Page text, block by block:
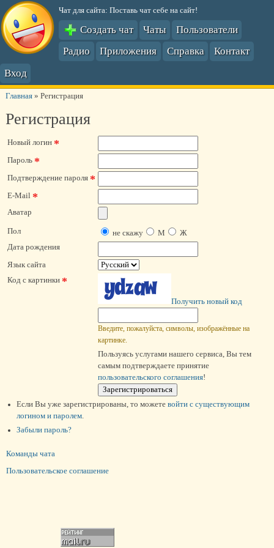
Чат для сайта: Поставь чат себе на сайт!
Создать чат Чаты
Пользователи
Радио
Приложения Справка
Контакт
Вход
Главная» Регистрация
Регистрация
Новый логин *
Пароль *
Подтверждение пароля *
E-Mail *
Аватар
Пол не скажу М
Ж
Дата рождения
Язык сайта
Код с картинки *
Получить новый код
Введите, пожалуйста, символы, изображённые на
картинке.
Пользуясь услугами нашего сервиса, Вы тем
самым подтверждаете принятие
пользовательского соглашения!
Если Вы уже зарегистрированы, то можете войти c существующим
логином и паролем.
Забыли пароль?
Команды чата
Пользовательское соглашение